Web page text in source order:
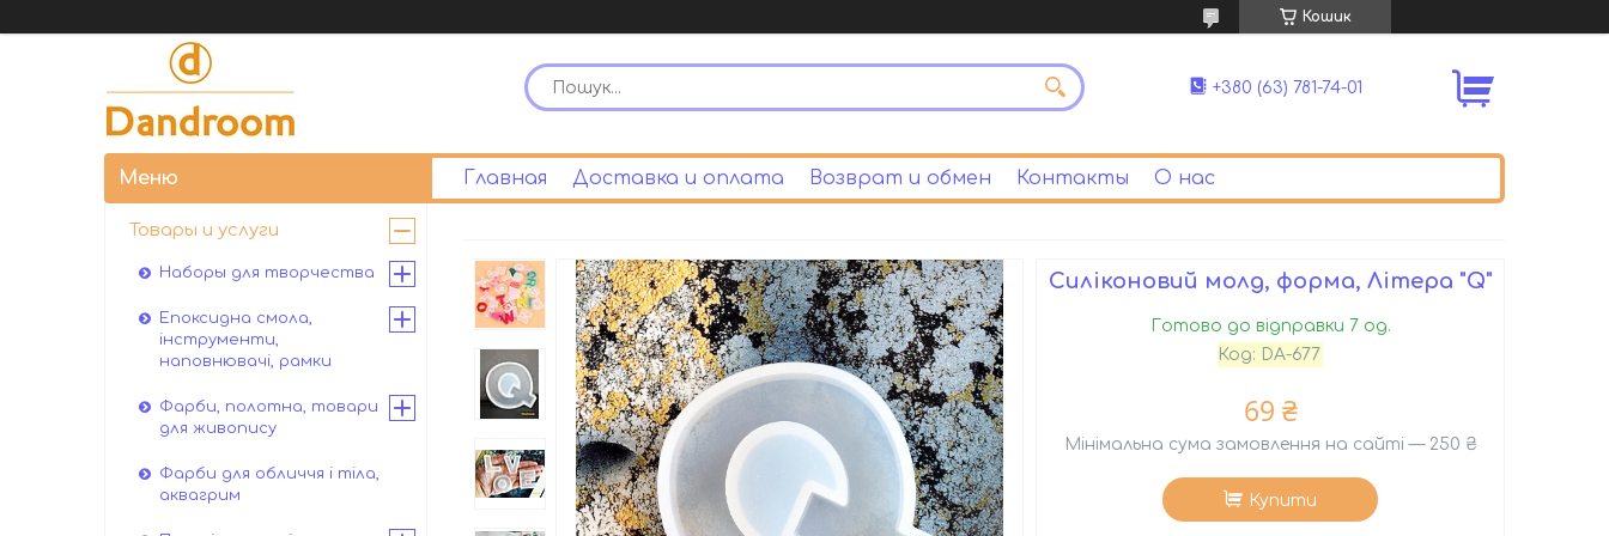
Кошик
+380 (63) 781-74-01
Главная Доставка и оплата Возврат и обмен Контакты О нас
Силіконовий молд, форма, Літера "Q"
Готово до відправки 7 од.
Код: DA-677
69 ₴
Мінімальна сума замовлення на сайті — 250 ₴
Купити
Товары и услуги
Наборы для творчества
Епоксидна смола,
інструменти,
наповнювачі, рамки
Фарби, полотна, товари
для живопису
Фарби для обличчя і тіла,
аквагрим